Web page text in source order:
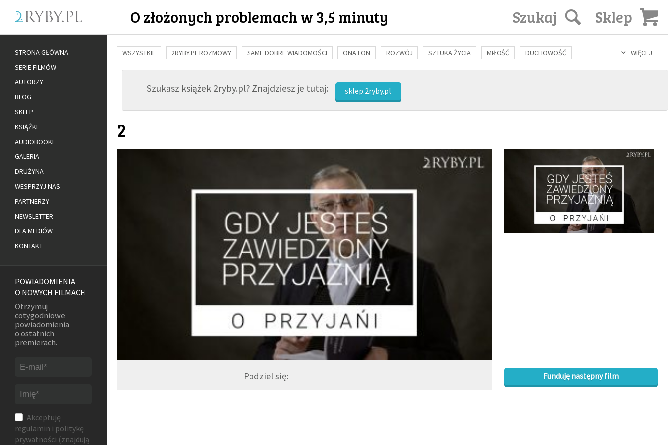
O złożonych problemach w 3,5 minuty Sklep
Szukaj
WIĘCEJ
WSZYSTKIE 2RYBY.PL ROZMOWY SAME DOBRE WIADOMOŚCI ONA I ON ROZWÓJ SZTUKA ŻYCIA MIŁOŚĆ DUCHOWOŚĆ
BUDOWANIE WIĘZI RODZINA NAUKA BIBLIA KOBIETA MĘŻCZYZNA RELIGIE FILOZOFIA KULTURA ŚWIĘCI SEKS IN VITRO
ADOPCJASzukasz książek 2ryby.pl? Znajdziesz je tutaj: sklep.2ryby.pl
2
Podziel się: Funduję następny film
STRONA GŁÓWNA
SERIE FILMÓW
AUTORZY
BLOG
SKLEP
KSIĄŻKI
AUDIOBOOKI
GALERIA
DRUŻYNA
WESPRZYJ NAS
PARTNERZY
NEWSLETTER
DLA MEDIÓW
KONTAKT
POWIADOMIENIA
O NOWYCH FILMACH
Otrzymuj
cotygodniowe
powiadomienia
o ostatnich
premierach.
Akceptuję
regulamin i politykę
prywatności (znajdują